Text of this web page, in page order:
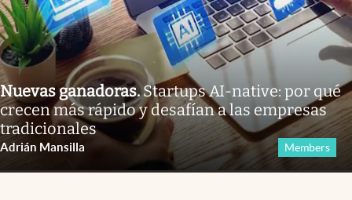
Nuevas ganadoras.Startups AI-native: por qué
crecen más rápido y desafían a las empresas
tradicionales
Adrián Mansilla Members